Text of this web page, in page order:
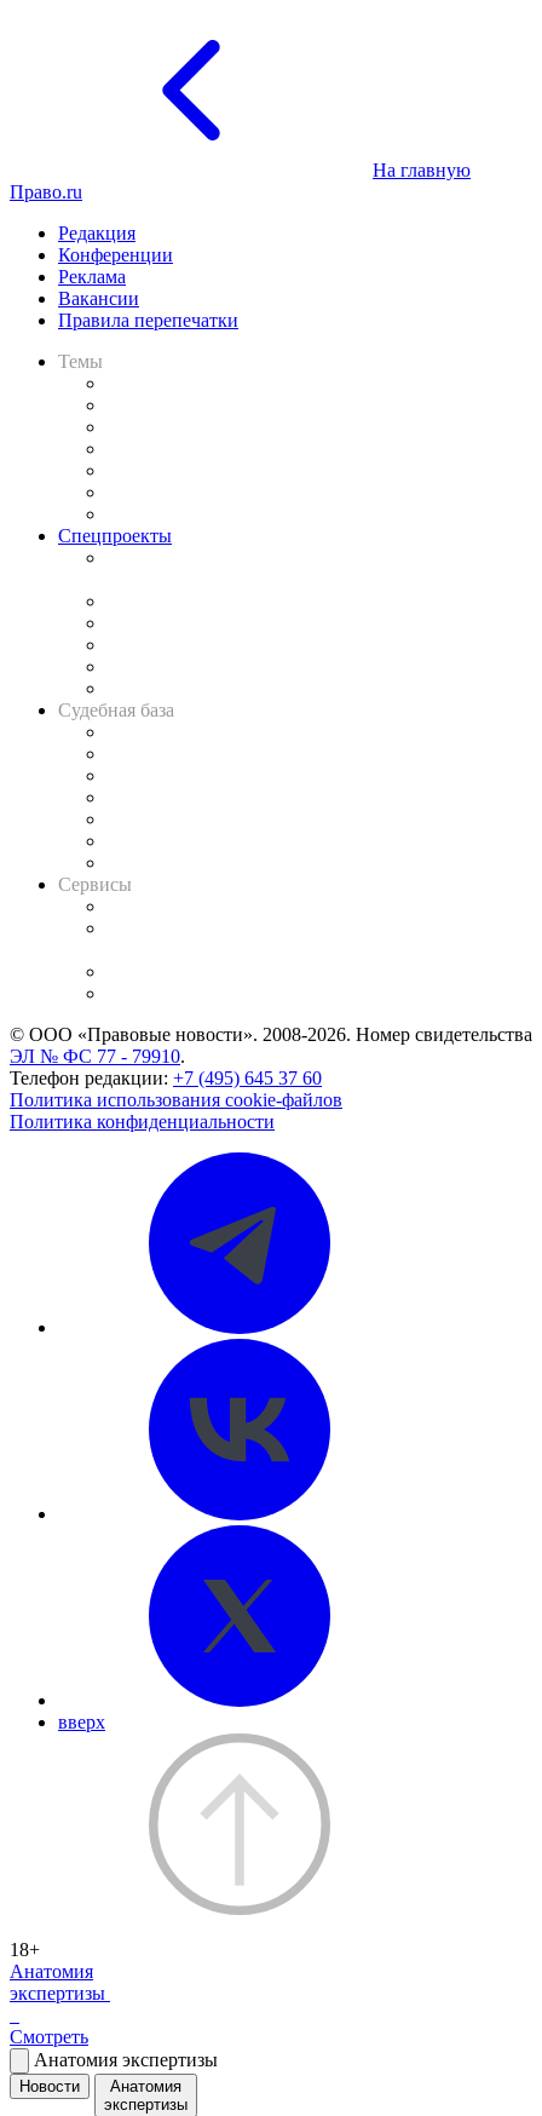
На главную
Право.ru
Редакция
Конференции
Реклама
Вакансии
Правила перепечатки
Темы
Спецпроекты
Судебная база
Сервисы
© ООО «Правовые новости». 2008-2026. Номер свидетельства
ЭЛ № ФС 77 - 79910.
Телефон редакции: +7 (495) 645 37 60
Политика использования cookie-файлов
Политика конфиденциальности
вверх
18+
Анатомия
экспертизы
Смотреть
Анатомия экспертизы
Новости
Анатомия
экспертизы